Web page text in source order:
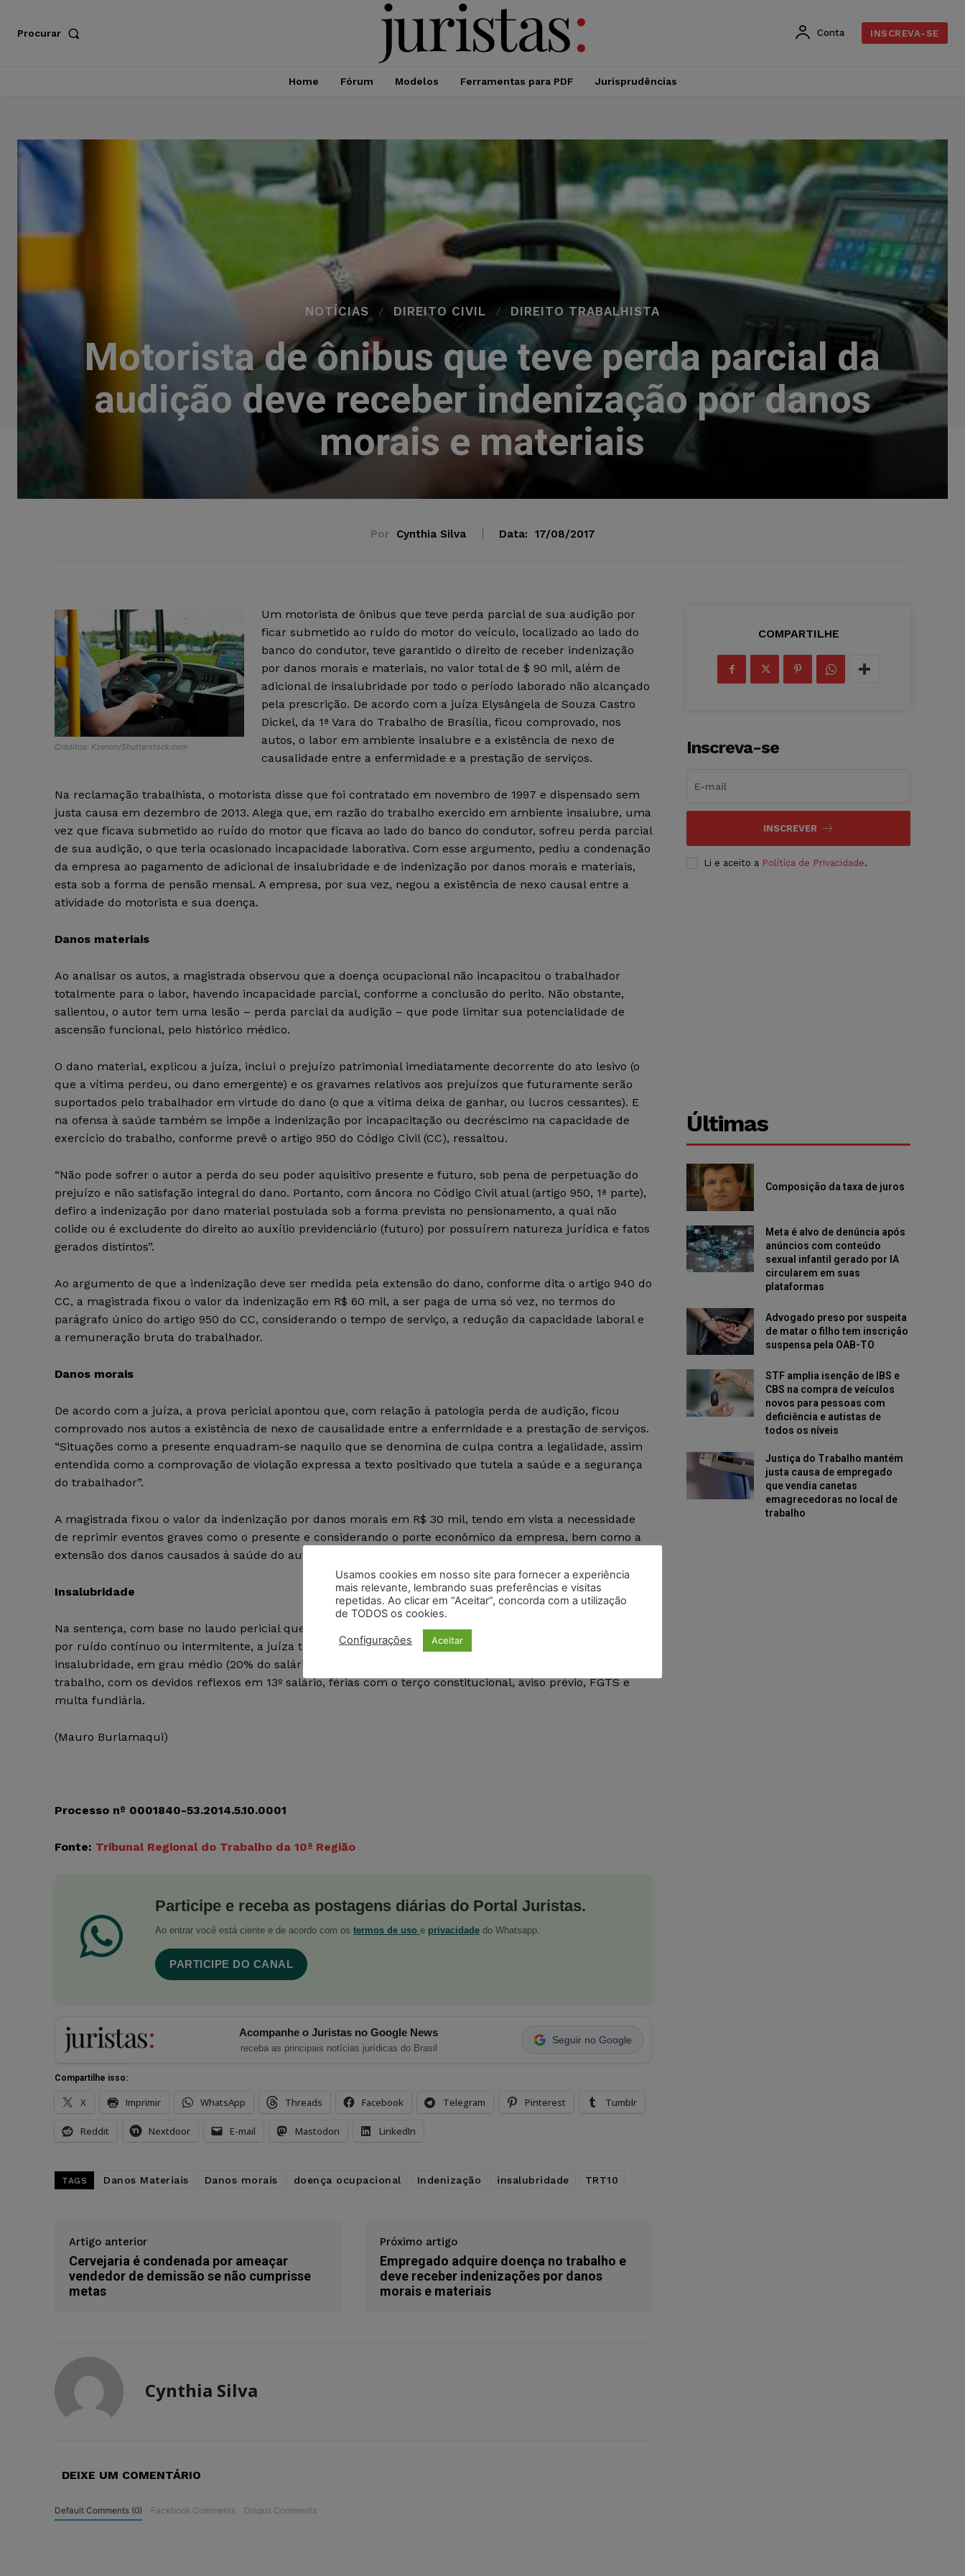
Procurar Conta INSCREVA-SE
Home Fórum Modelos Ferramentas para PDF Jurisprudências
NOTÍCIAS DIREITO CIVIL DIREITO TRABALHISTA
Motorista de ônibus que teve perda parcial da
audição deve receber indenização por danos
morais e materiais
Por Cynthia Silva Data: 17/08/2017
Créditos: Kzenon/Shutterstock.com
Um motorista de ônibus que teve perda parcial de sua audição por
ficar submetido ao ruído do motor do veículo, localizado ao lado do
banco do condutor, teve garantido o direito de receber indenização
por danos morais e materiais, no valor total de $ 90 mil, além de
adicional de insalubridade por todo o período laborado não alcançado
pela prescrição. De acordo com a juíza Elysângela de Souza Castro
Dickel, da 1ª Vara do Trabalho de Brasília, ficou comprovado, nos
autos, o labor em ambiente insalubre e a existência de nexo de
causalidade entre a enfermidade e a prestação de serviços.
Na reclamação trabalhista, o motorista disse que foi contratado em novembro de 1997 e dispensado sem
justa causa em dezembro de 2013. Alega que, em razão do trabalho exercido em ambiente insalubre, uma
vez que ficava submetido ao ruído do motor que ficava ao lado do banco do condutor, sofreu perda parcial
de sua audição, o que teria ocasionado incapacidade laborativa. Com esse argumento, pediu a condenação
da empresa ao pagamento de adicional de insalubridade e de indenização por danos morais e materiais,
esta sob a forma de pensão mensal. A empresa, por sua vez, negou a existência de nexo causal entre a
atividade do motorista e sua doença.
Danos materiais
Ao analisar os autos, a magistrada observou que a doença ocupacional não incapacitou o trabalhador
totalmente para o labor, havendo incapacidade parcial, conforme a conclusão do perito. Não obstante,
salientou, o autor tem uma lesão – perda parcial da audição – que pode limitar sua potencialidade de
ascensão funcional, pelo histórico médico.
O dano material, explicou a juíza, inclui o prejuízo patrimonial imediatamente decorrente do ato lesivo (o
que a vítima perdeu, ou dano emergente) e os gravames relativos aos prejuízos que futuramente serão
suportados pelo trabalhador em virtude do dano (o que a vítima deixa de ganhar, ou lucros cessantes). E
na ofensa à saúde também se impõe a indenização por incapacitação ou decréscimo na capacidade de
exercício do trabalho, conforme prevê o artigo 950 do Código Civil (CC), ressaltou.
“Não pode sofrer o autor a perda do seu poder aquisitivo presente e futuro, sob pena de perpetuação do
prejuízo e não satisfação integral do dano. Portanto, com âncora no Código Civil atual (artigo 950, 1ª parte),
defiro a indenização por dano material postulada sob a forma prevista no pensionamento, a qual não
colide ou é excludente do direito ao auxílio previdenciário (futuro) por possuírem natureza jurídica e fatos
gerados distintos”.
Ao argumento de que a indenização deve ser medida pela extensão do dano, conforme dita o artigo 940 do
CC, a magistrada fixou o valor da indenização em R$ 60 mil, a ser paga de uma só vez, no termos do
parágrafo único do artigo 950 do CC, considerando o tempo de serviço, a redução da capacidade laboral e
a remuneração bruta do trabalhador.
Danos morais
De acordo com a juíza, a prova pericial apontou que, com relação à patologia perda de audição, ficou
comprovado nos autos a existência de nexo de causalidade entre a enfermidade e a prestação de serviços.
“Situações como a presente enquadram-se naquilo que se denomina de culpa contra a legalidade, assim
entendida como a comprovação de violação expressa a texto positivado que tutela a saúde e a segurança
do trabalhador”.
A magistrada fixou o valor da indenização por danos morais em R$ 30 mil, tendo em vista a necessidade
de reprimir eventos graves como o presente e considerando o porte econômico da empresa, bem como a
extensão dos danos causados à saúde do autor da reclamação.
Insalubridade
Na sentença, com base no laudo pericial que comprovou o exercício de atividade considerada insalubre
por ruído contínuo ou intermitente, a juíza também acolheu o pleito de pagamento do adicional de
insalubridade, em grau médio (20% do salário mínimo) sobre todo o período não prescrito do contrato de
trabalho, com os devidos reflexos em 13º salário, férias com o terço constitucional, aviso prévio, FGTS e
multa fundiária.
(Mauro Burlamaqui)
Processo nº 0001840-53.2014.5.10.0001
Fonte: Tribunal Regional do Trabalho da 10ª Região
Participe e receba as postagens diárias do Portal Juristas.
Ao entrar você está ciente e de acordo com os termos de uso e privacidade do Whatsapp.
PARTICIPE DO CANAL
Acompanhe o Juristas no Google News
receba as principais notícias jurídicas do Brasil
Seguir no Google
Compartilhe isso:
X Imprimir WhatsApp Threads Facebook Telegram Pinterest Tumblr
Reddit Nextdoor E-mail Mastodon LinkedIn
TAGS Danos Materiais Danos morais doença ocupacional Indenização insalubridade TRT10
Artigo anterior
Cervejaria é condenada por ameaçar
vendedor de demissão se não cumprisse
metas
Próximo artigo
Empregado adquire doença no trabalho e
deve receber indenizações por danos
morais e materiais
Cynthia Silva
DEIXE UM COMENTÁRIO
Default Comments (0) Facebook Comments Disqus Comments
COMPARTILHE
Inscreva-se
INSCREVER
Li e aceito a Política de Privacidade.
Últimas
Composição da taxa de juros
Meta é alvo de denúncia após
anúncios com conteúdo
sexual infantil gerado por IA
circularem em suas
plataformas
Advogado preso por suspeita
de matar o filho tem inscrição
suspensa pela OAB-TO
STF amplia isenção de IBS e
CBS na compra de veículos
novos para pessoas com
deficiência e autistas de
todos os níveis
Justiça do Trabalho mantém
justa causa de empregado
que vendia canetas
emagrecedoras no local de
trabalho
Usamos cookies em nosso site para fornecer a experiência
mais relevante, lembrando suas preferências e visitas
repetidas. Ao clicar em “Aceitar”, concorda com a utilização
de TODOS os cookies.
Configurações Aceitar